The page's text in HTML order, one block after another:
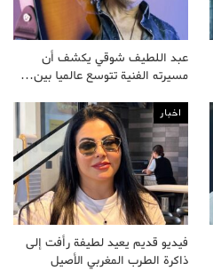
عبد اللطيف شوقي يكشف أن
مسيرته الفنية تتوسع عالميا بين…
اخبار
فيديو قديم يعيد لطيفة رأفت إلى
ذاكرة الطرب المغربي الأصيل